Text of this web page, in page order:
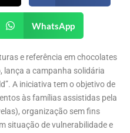
WhatsApp
e referência em chocolates
lança a campanha solidária
A iniciativa tem o objetivo de
às famílias assistidas pela
organização sem fins
situação de vulnerabilidade e